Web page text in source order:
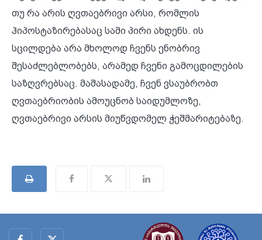
თუ რა არის ღვთაებრივი არსი, რომლის
ჰიპოსტაზირებასაც სამი პირი ახდენს. ის
სცილდება არა მხოლოდ ჩვენს ენობრივ
შესაძლებლობებს, არამედ ჩვენი გამოცდილების
საზღვრებსაც. მაშასადამე, ჩვენ ვსაუბრობთ
ღვთაებრიობის ამოუცნობ საიდუმლოზე,
ღვთაებრივი არსის მიუწვდომელ ჭეშმარიტებაზე.